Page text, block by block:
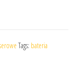
Tags: bateria